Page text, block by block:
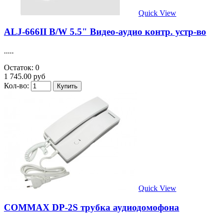
Quick View
ALJ-666II B/W 5.5" Видео-аудио контр. устр-во
.....
Остаток: 0
1 745.00 руб
Кол-во:
Quick View
COMMAX DP-2S трубка аудиодомофона